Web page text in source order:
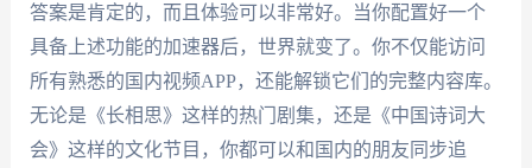
答案是肯定的，而且体验可以非常好。当你配置好一个
具备上述功能的加速器后，世界就变了。你不仅能访问
所有熟悉的国内视频APP，还能解锁它们的完整内容库。
无论是《长相思》这样的热门剧集，还是《中国诗词大
会》这样的文化节目，你都可以和国内的朋友同步追